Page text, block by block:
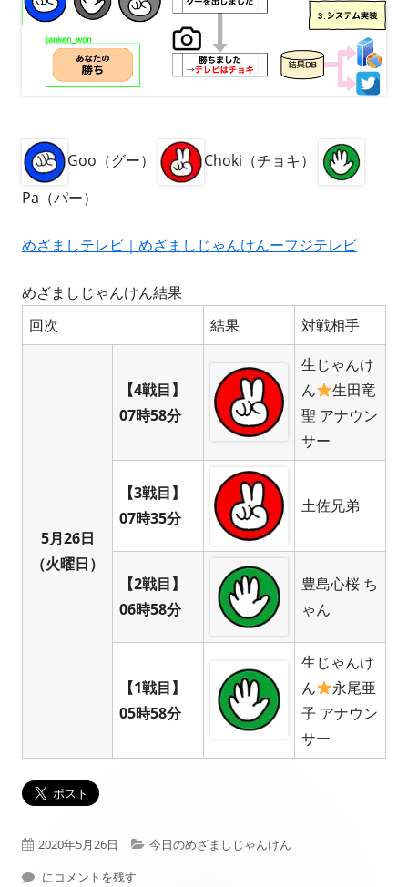
Goo（グー）
Choki（チョキ）
Pa（パー）
めざましテレビ｜めざましじゃんけんーフジテレビ
めざましじゃんけん結果
回次
結果 対戦相手
5月26日
（火曜日）
【4戦目】
07時58分
生じゃんけ
ん
生田竜
聖 アナウン
サー
【3戦目】
07時35分
土佐兄弟
【2戦目】
06時58分
豊島心桜 ち
ゃん
【1戦目】
05時58分
生じゃんけ
ん
永尾亜
子 アナウン
サー
公
開
2020年5月26日
カ
今日のめざましじゃんけん
本日（2020年05月26日）フジテレビ： めざましじゃんけん 結果
にコメントを残す